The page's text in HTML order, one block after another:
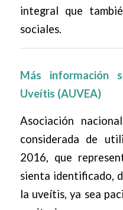
integral que
sociales.
Más información
Uveítis (AUVEA)
Asociación
considerada de
2016, que
sienta identificado,
la uveítis, ya sea